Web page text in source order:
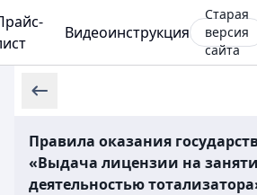
Видеоинструкция
Старая
версия
сайта
Правила оказания
«Выдача лицензии на
деятельностью